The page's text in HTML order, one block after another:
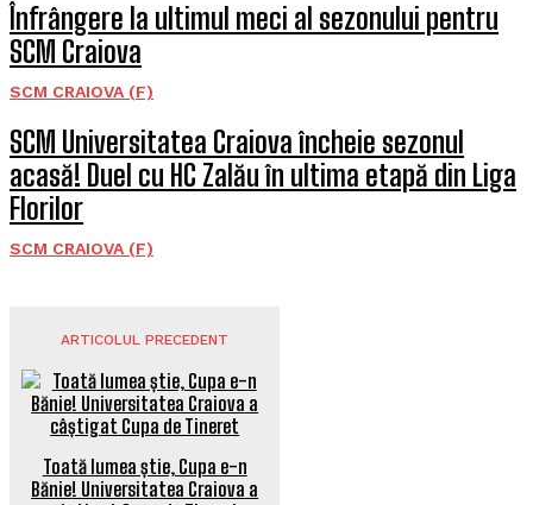
Înfrângere la ultimul meci al sezonului pentru
SCM Craiova
SCM CRAIOVA (F)
SCM Universitatea Craiova încheie sezonul
acasă! Duel cu HC Zalău în ultima etapă din Liga
Florilor
SCM CRAIOVA (F)
ARTICOLUL PRECEDENT
Toată lumea știe, Cupa e-n
Bănie! Universitatea Craiova a